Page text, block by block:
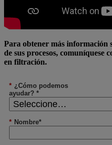
Para obtener más información
de sus procesos, comuníquese
en filtración.
* ¿Cómo podemos
ayudar? *
* Nombre*